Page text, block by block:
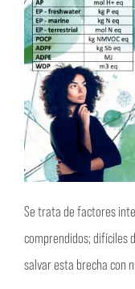
Se trata de factores
comprendidos; difíciles
salvar esta brecha con